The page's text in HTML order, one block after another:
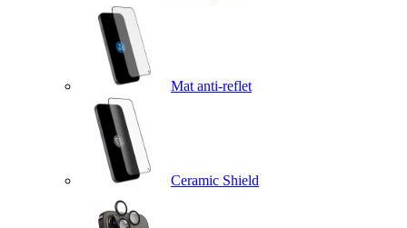
Mat anti-reflet
Ceramic Shield